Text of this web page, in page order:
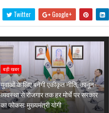
Twitter Google+
बड़ी खबर
युवाओं के लिए बनेगी एकीकृत नीति, कानून-
व्यवस्था से रोजगार तक हर मोर्चे पर सरकार
का फोकस: मुख्यमंत्री योगी